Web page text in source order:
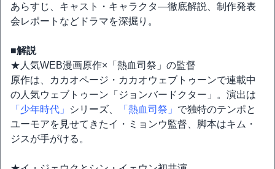
あらすじ、キャスト・キャラクタ―徹底解説、制作発表
会レポートなどドラマを深掘り。
■解説
★人気WEB漫画原作×「熱血司祭」の監督
原作は、カカオページ・カカオウェブトゥーンで連載中
の人気ウェブトゥーン「ジョンバードクター」。演出は
「少年時代」
シリーズ、 「熱血司祭」 で独特のテンポと
ユーモアを見せてきたイ・ミョンウ監督、脚本はキム・
ジスが手がける。